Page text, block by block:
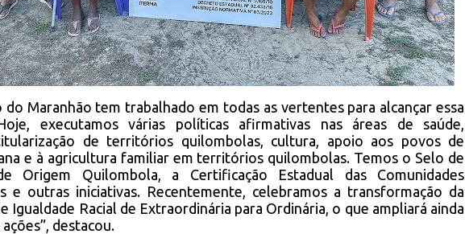
do Maranhão tem trabalhado em todas as vertentes para alcançar essa
executamos várias políticas afirmativas nas áreas de saúde,
de territórios quilombolas, cultura, apoio aos povos de
e à agricultura familiar em territórios quilombolas. Temos o Selo de
Origem Quilombola, a Certificação Estadual das Comunidades
e outras iniciativas. Recentemente, celebramos a transformação da
Igualdade Racial de Extraordinária para Ordinária, o que ampliará ainda
destacou.